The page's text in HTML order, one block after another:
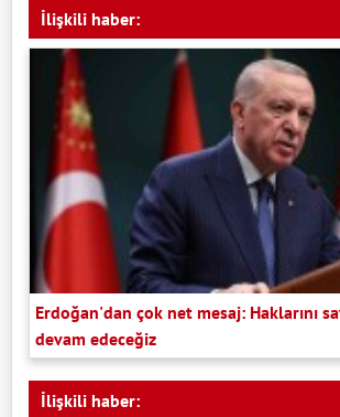
İlişkili haber:
Erdoğan'dan çok net mesaj: Haklarını
devam edeceğiz
İlişkili haber: